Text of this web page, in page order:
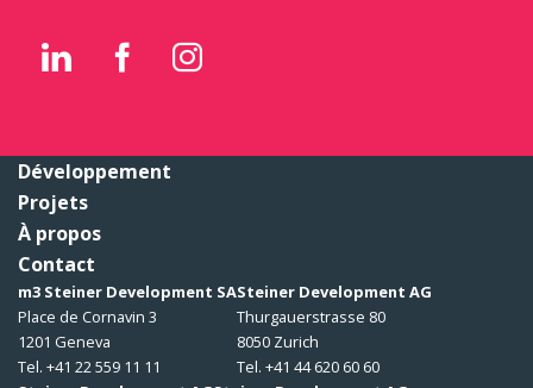
Développement
Projets
À propos
Contact
m3 Steiner Development SA
Place de Cornavin 3
1201 Geneva
Tel. +41 22 559 11 11
Steiner Development AG
Thurgauerstrasse 80
8050 Zurich
Tel. +41 44 620 60 60